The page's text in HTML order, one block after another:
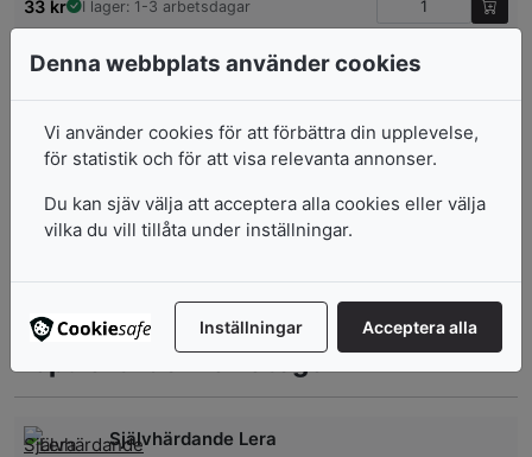
33 kr I lager: 1-3 arbetsdagar
Silk Clay®
33kr I lager: 1-3 arbetsdagar
1 Burk, 40 G, Gul
Populärt i denna kategori
Självhärdande Lera
Denna webbplats använder cookies
Vi använder cookies för att förbättra din upplevelse,
för statistik och för att visa relevanta annonser.
Du kan sjäv välja att acceptera alla cookies eller välja
vilka du vill tillåta under inställningar.
Inställningar Acceptera alla